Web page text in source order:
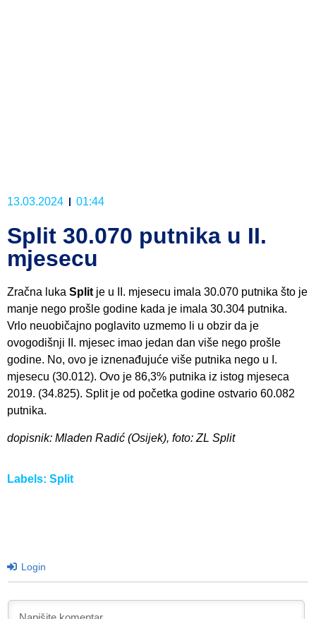
13.03.2024 01:44
Split 30.070 putnika u II.
mjesecu
Zračna luka Split je u II. mjesecu imala 30.070 putnika što je
manje nego prošle godine kada je imala 30.304 putnika.
Vrlo neuobičajno poglavito uzmemo li u obzir da je
ovogodišnji II. mjesec imao jedan dan više nego prošle
godine. No, ovo je iznenađujuće više putnika nego u I.
mjesecu (30.012). Ovo je 86,3% putnika iz istog mjeseca
2019. (34.825). Split je od početka godine ostvario 60.082
putnika.
dopisnik: Mladen Radić (Osijek), foto: ZL Split
Labels: Split
Login